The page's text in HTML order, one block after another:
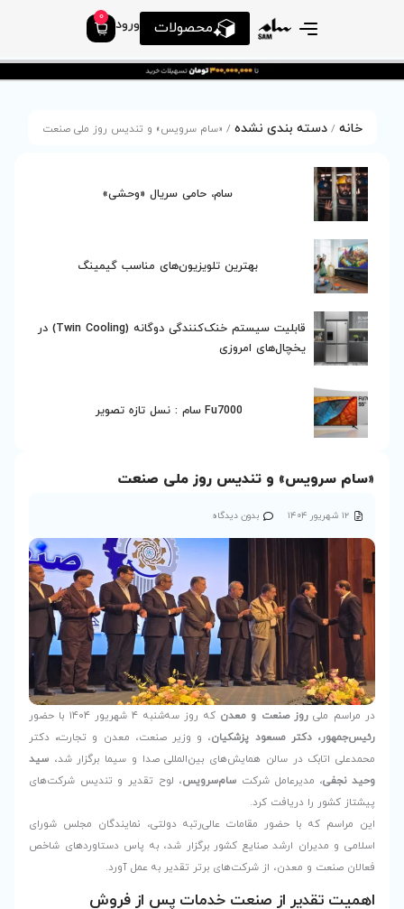
ورود
/ «سام سرویس» و تندیس روز ملی صنعت
روز ملی صنعت
که روز سه‌شنبه ۴ شهریور ۱۴۰۴ با حضور
، و وزیر صنعت، معدن و تجارت،دکتر
بین‌المللی صدا و سیما برگزار شد،سید
سام‌سرویس، لوح تقدیر و تندیس شرکت‌های
عالی‌رتبه دولتی، نمایندگان مجلس شورای
کشور برگزار شد، به پاس دستاوردهای شاخص
برتر تقدیر به عمل آورد.
خدمات پس از فروش
سام، حامی سریال «وحشی»
تلویزیون‌های مناسب گیمینگ
قابلیت سیستم خنک‌کنندگی دوگانه (Twin Cooling) در